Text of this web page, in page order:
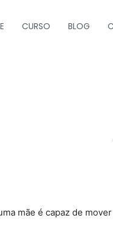
CURSO BLOG
mãe é capaz de